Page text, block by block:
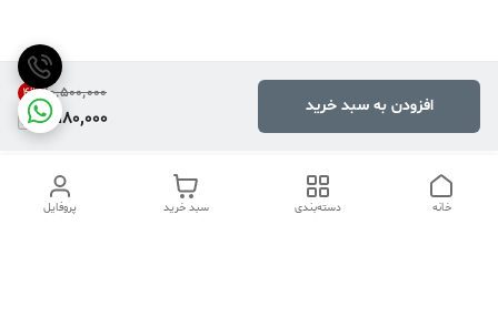
۱۰٬۵۰۰٬۰۰۰ 4%
9,980,000
افزودن به سبد خرید
پروفایل سبد خرید دسته‌بندی خانه